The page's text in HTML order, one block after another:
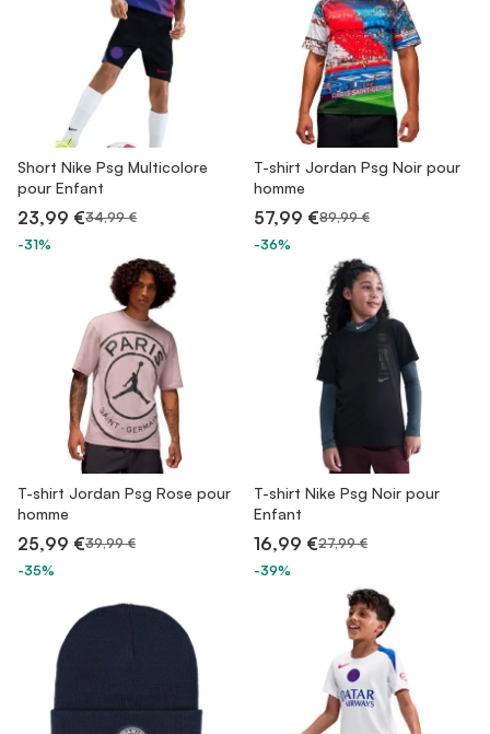
Short Nike Psg Multicolore
pour Enfant
23,99 €34,99 €
-31%
T-shirt Jordan Psg Noir pour
homme
57,99 €89,99 €
-36%
T-shirt Jordan Psg Rose pour
homme
25,99 €39,99 €
-35%
T-shirt Nike Psg Noir pour
Enfant
16,99 €27,99 €
-39%